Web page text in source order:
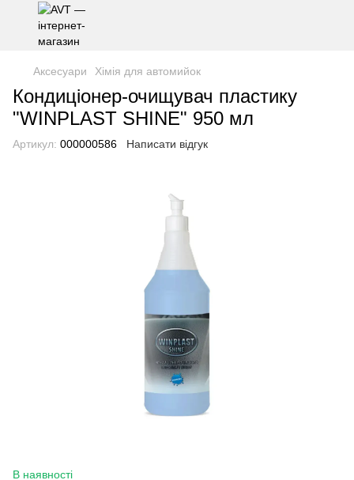
Аксесуари Хімія для автомийок
Кондиціонер-очищувач пластику
"WINPLAST SHINE" 950 мл
Артикул: 000000586 Написати відгук
В наявності